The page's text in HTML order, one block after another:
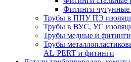
Фитинги чугунные
Трубы в ППУ ПЭ
Трубы в ВУС, УС
Трубы медные и фитинги
Трубы
AL-PERT и фитинги